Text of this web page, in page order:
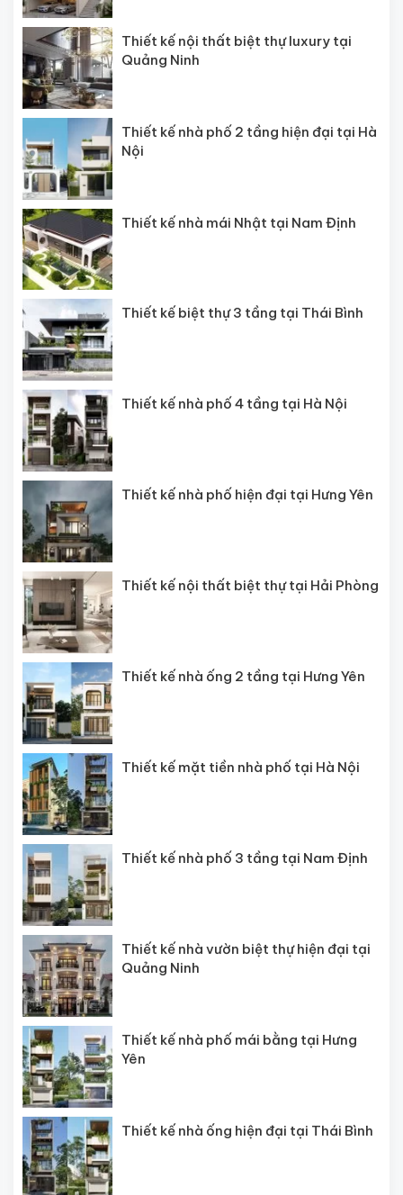
Thiết kế nội thất biệt thự luxury tại
Quảng Ninh
Thiết kế nhà phố 2 tầng hiện đại tại Hà
Nội
Thiết kế nhà mái Nhật tại Nam Định
Thiết kế biệt thự 3 tầng tại Thái Bình
Thiết kế nhà phố 4 tầng tại Hà Nội
Thiết kế nhà phố hiện đại tại Hưng Yên
Thiết kế nội thất biệt thự tại Hải Phòng
Thiết kế nhà ống 2 tầng tại Hưng Yên
Thiết kế mặt tiền nhà phố tại Hà Nội
Thiết kế nhà phố 3 tầng tại Nam Định
Thiết kế nhà vườn biệt thự hiện đại tại
Quảng Ninh
Thiết kế nhà phố mái bằng tại Hưng
Yên
Thiết kế nhà ống hiện đại tại Thái Bình